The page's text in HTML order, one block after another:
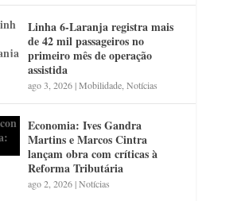
Linha 6-Laranja registra mais
de 42 mil passageiros no
primeiro mês de operação
assistida
ago 3, 2026|Mobilidade ,Notícias
Economia: Ives Gandra
Martins e Marcos Cintra
lançam obra com críticas à
Reforma Tributária
ago 2, 2026|Notícias